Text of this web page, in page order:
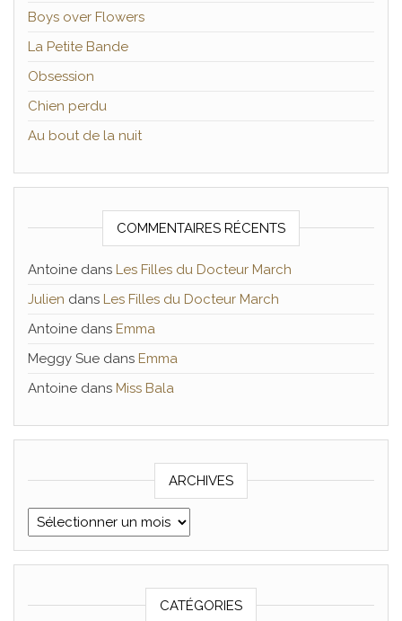
Boys over Flowers
La Petite Bande
Obsession
Chien perdu
Au bout de la nuit
COMMENTAIRES RÉCENTS
Antoine dans Les Filles du Docteur March
Julien dans Les Filles du Docteur March
Antoine dans Emma
Meggy Sue dans Emma
Antoine dans Miss Bala
ARCHIVES
Archives
CATÉGORIES